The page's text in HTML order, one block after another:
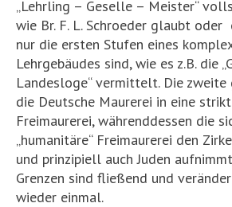
„Lehrling – Geselle – Meister“
wie Br. F. L. Schroeder glaubt oder
nur die ersten Stufen eines
Lehrgebäudes sind, wie es z.B. die
Landesloge“ vermittelt. Die
die Deutsche Maurerei in eine
Freimaurerei, währenddessen die
„humanitäre“ Freimaurerei den
und prinzipiell auch Juden
Grenzen sind fließend und
wieder einmal.